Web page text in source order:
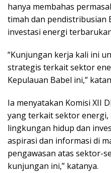
hanya membahas
timah dan pendistribusian
investasi energi
“Kunjungan kerja kali ini
strategis terkait sektor
Kepulauan Babel ini,”
Ia menyatakan Komisi XII
yang terkait sektor energi,
lingkungan hidup dan
aspirasi dan informasi di
pengawasan atas sektor-
kunjungan ini,” katanya.